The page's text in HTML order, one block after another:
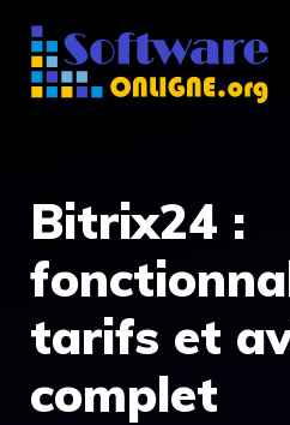
Aller
contenu
Bitrix24 :
tarifs et
complet